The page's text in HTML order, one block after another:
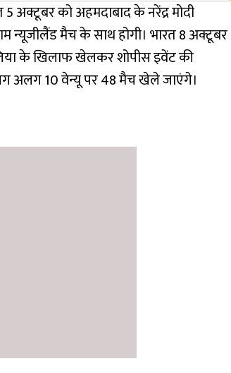
अक्टूबर को अहमदाबाद के नरेंद्र मोदी
न्यूजीलैंड मैच के साथ होगी। भारत 8 अक्टूबर
के खिलाफ खेलकर शोपीस इवेंट की
अलग 10 वेन्यू पर 48 मैच खेले जाएंगे।